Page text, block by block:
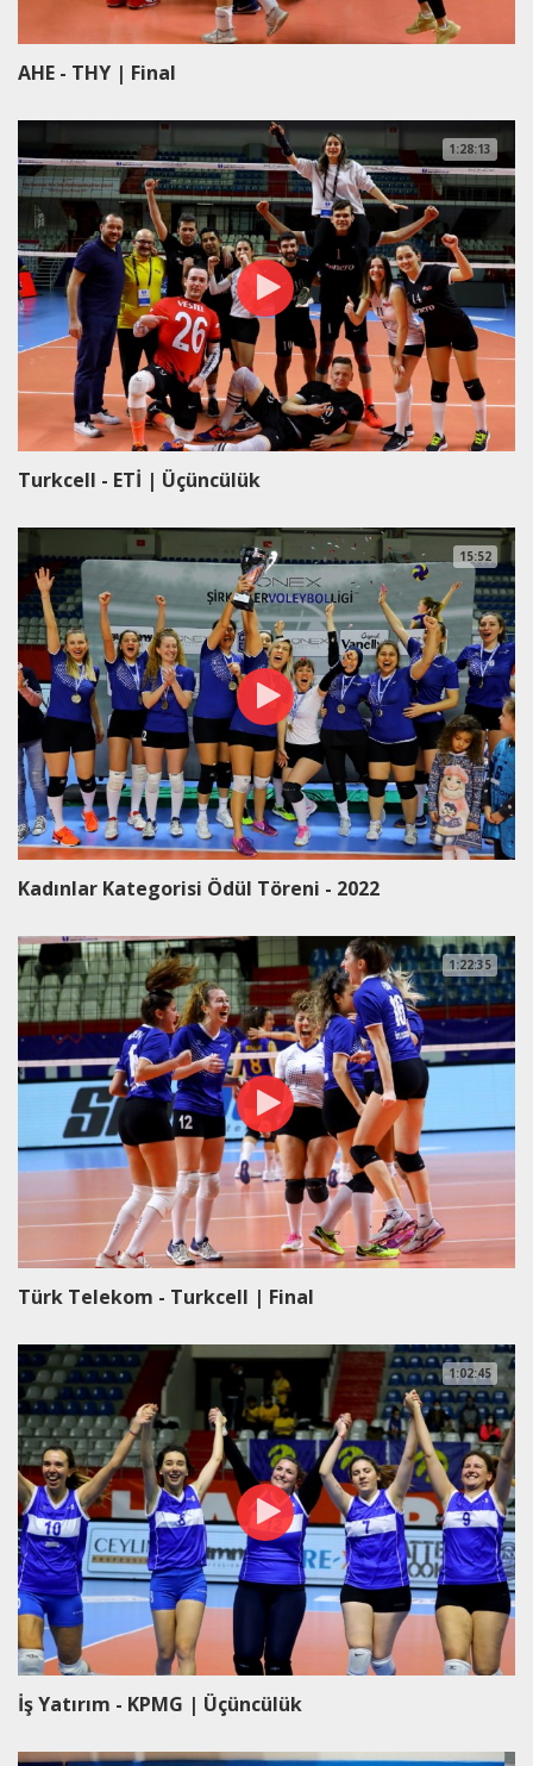
AHE - THY | Final
Turkcell - ETİ | Üçüncülük
1:28:13
Kadınlar Kategorisi Ödül Töreni - 2022
15:52
Türk Telekom - Turkcell | Final
1:22:35
İş Yatırım - KPMG | Üçüncülük
1:02:45